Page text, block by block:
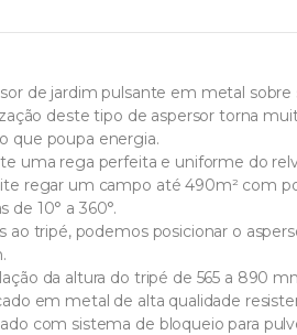
de jardim pulsante em metal sobre
deste tipo de aspersor torna
que poupa energia.
uma rega perfeita e uniforme do
regar um campo até 490m² com
de 10° a 360°.
ao tripé, podemos posicionar o
da altura do tripé de 565 a 890
em metal de alta qualidade
com sistema de bloqueio para